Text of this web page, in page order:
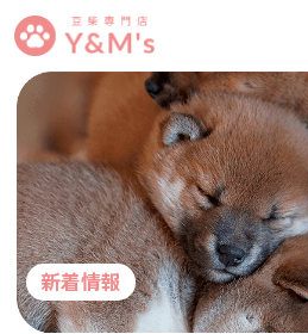
新着情報